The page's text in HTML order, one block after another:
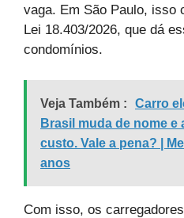
vaga. Em São Paulo, isso
Lei 18.403/2026, que dá
condomínios.
Veja Também :
Carro
Brasil muda de nome e
custo. Vale a pena? |
anos
Com isso, os